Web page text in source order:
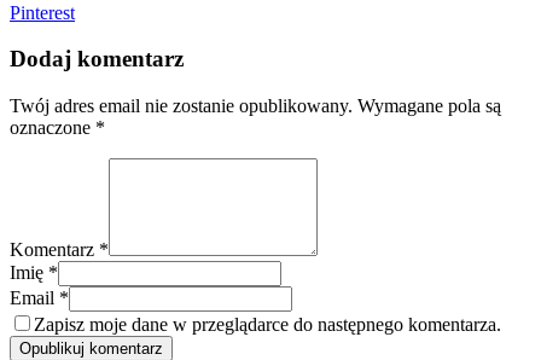
Pinterest
Dodaj komentarz
Twój adres email nie zostanie opublikowany. Wymagane pola są
oznaczone *
Komentarz *
Imię *
Email *
Zapisz moje dane w przeglądarce do następnego komentarza.
Opublikuj komentarz